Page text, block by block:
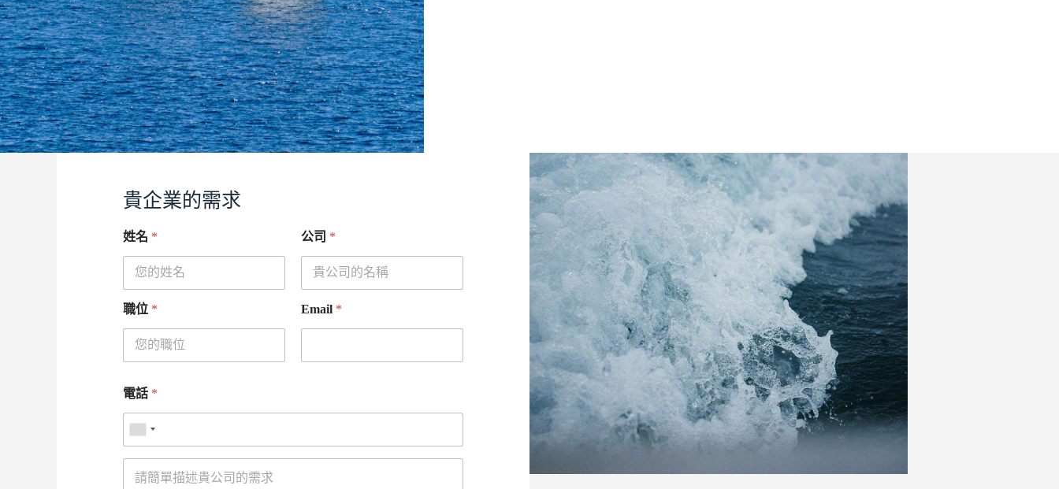
貴企業的需求
姓名 *
職位 *
公司 *
Email *
電話 *